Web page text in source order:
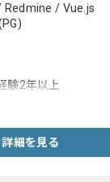
/ Vue.js
験2年以上
詳細を見る